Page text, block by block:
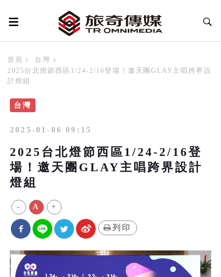
首頁
台灣
2025台北燈節西區1/24-2/16登場！邀天團GLAY主唱跨界設
計燈組
台灣
2025-01-06 09:15
2025台北燈節西區1/24-2/16登
場！邀天團GLAY主唱跨界設計
燈組
- A +
列印